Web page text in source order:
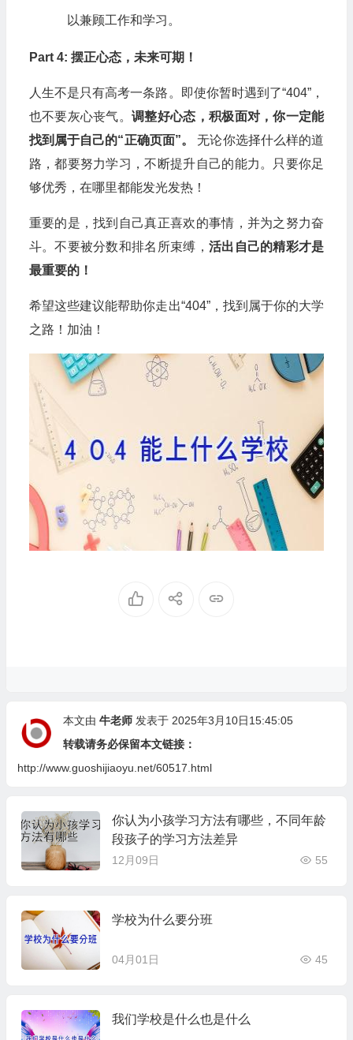
以兼顾工作和学习。
Part 4: 摆正心态，未来可期！
人生不是只有高考一条路。即使你暂时遇到了“404”，
也不要灰心丧气。调整好心态，积极面对，你一定能
找到属于自己的“正确页面”。
无论你选择什么样的道
路，都要努力学习，不断提升自己的能力。只要你足
够优秀，在哪里都能发光发热！
重要的是，找到自己真正喜欢的事情，并为之努力奋
斗。不要被分数和排名所束缚， 活出自己的精彩才是
最重要的！
希望这些建议能帮助你走出“404”，找到属于你的大学
之路！加油！
本文由 牛老师发表于 2025年3月10日15:45:05
转载请务必保留本文链接：
http://www.guoshijiaoyu.net/60517.html
你认为小孩学习方法有哪些，不同年龄
段孩子的学习方法差异
12月09日 55
学校为什么要分班
04月01日 45
我们学校是什么也是什么